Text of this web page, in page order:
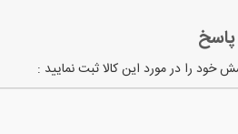
خود را در مورد این کالا ثبت نمایید :